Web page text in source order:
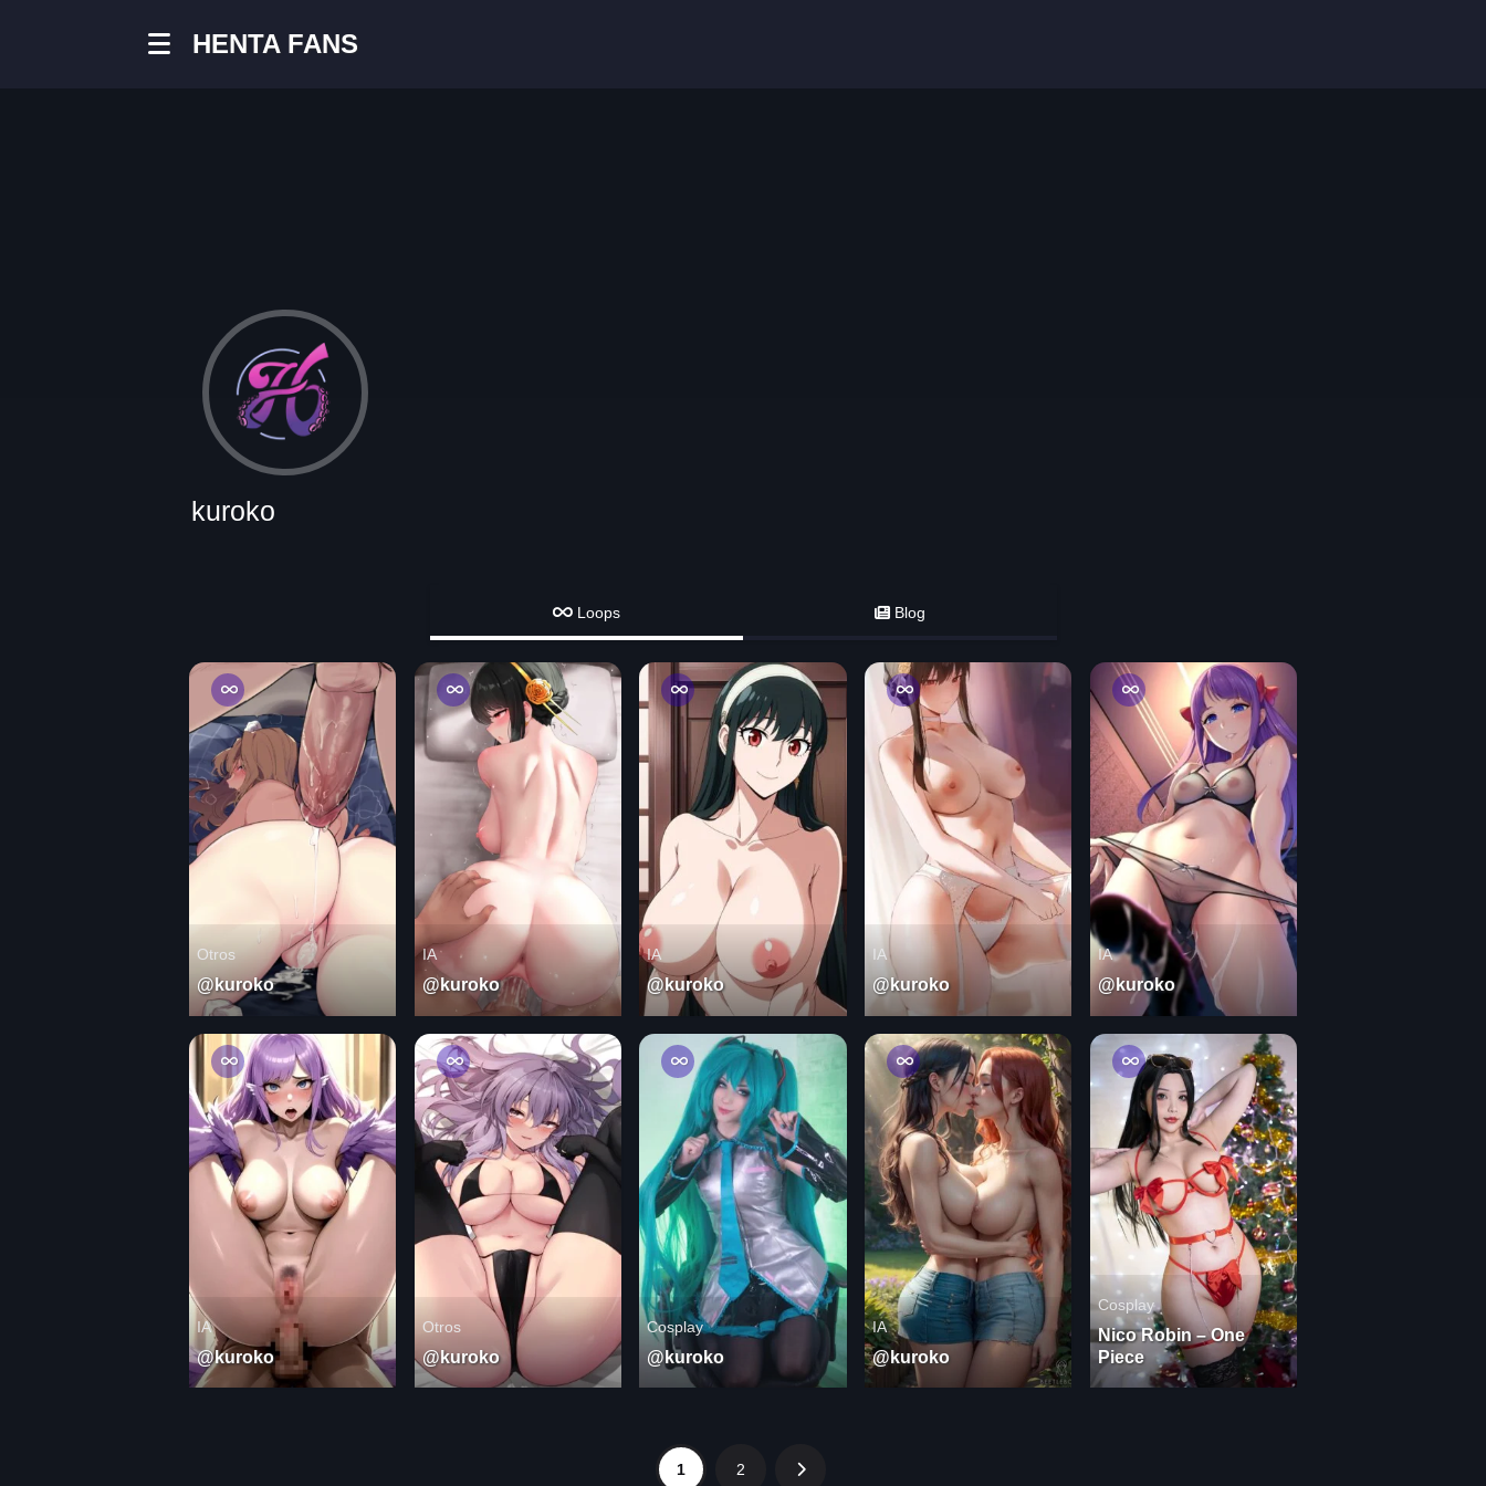
HENTA FANS
kuroko
Loops Blog
Otros
@kuroko
IA
@kuroko
IA
@kuroko
IA
@kuroko
IA
@kuroko
IA
@kuroko
Otros
@kuroko
Cosplay
@kuroko
IA
@kuroko
Cosplay
Nico Robin – One
Piece
1 2